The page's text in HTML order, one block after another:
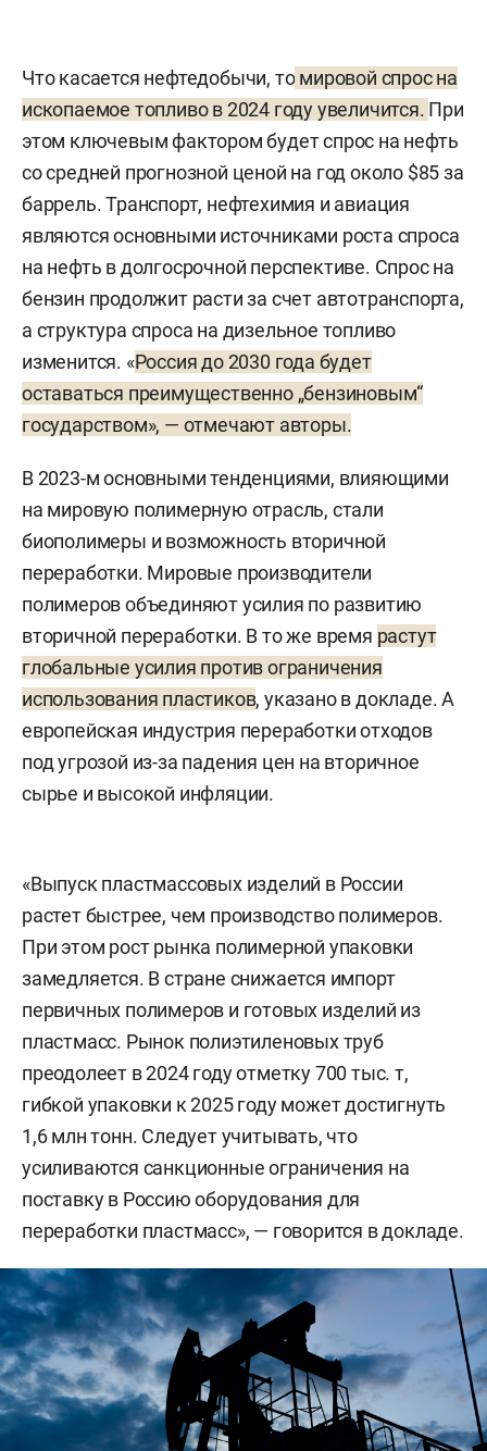
Что касается нефтедобычи, то мировой спрос на
ископаемое топливо в 2024 году увеличится. При
этом ключевым фактором будет спрос на нефть
со средней прогнозной ценой на год около $85 за
баррель. Транспорт, нефтехимия и авиация
являются основными источниками роста спроса
на нефть в долгосрочной перспективе. Спрос на
бензин продолжит расти за счет автотранспорта,
а структура спроса на дизельное топливо
изменится. «Россия до 2030 года будет
оставаться преимущественно „бензиновым“
государством», — отмечают авторы.
В 2023-м основными тенденциями, влияющими
на мировую полимерную отрасль, стали
биополимеры и возможность вторичной
переработки. Мировые производители
полимеров объединяют усилия по развитию
вторичной переработки. В то же время растут
глобальные усилия против ограничения
использования пластиков, указано в докладе. А
европейская индустрия переработки отходов
под угрозой из-за падения цен на вторичное
сырье и высокой инфляции.
«Выпуск пластмассовых изделий в России
растет быстрее, чем производство полимеров.
При этом рост рынка полимерной упаковки
замедляется. В стране снижается импорт
первичных полимеров и готовых изделий из
пластмасс. Рынок полиэтиленовых труб
преодолеет в 2024 году отметку 700 тыс. т,
гибкой упаковки к 2025 году может достигнуть
1,6 млн тонн. Следует учитывать, что
усиливаются санкционные ограничения на
поставку в Россию оборудования для
переработки пластмасс», — говорится в докладе.